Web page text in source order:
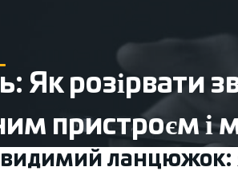
Як розірвати
пристроєм і
ланцюжок: